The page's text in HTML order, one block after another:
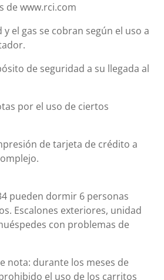
de www.rci.com
y el gas se cobran según el uso a
de seguridad a su llegada al
por el uso de ciertos
de tarjeta de crédito a
pueden dormir 6 personas
Escalones exteriores, unidad
con problemas de
nota: durante los meses de
el uso de los carritos